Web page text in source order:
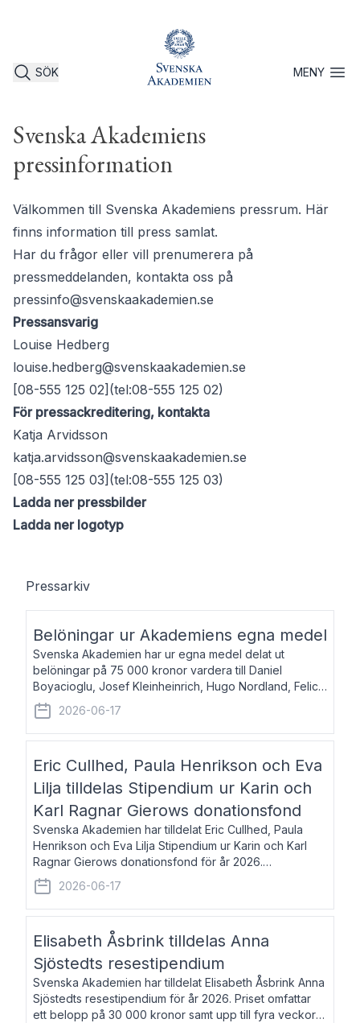
SÖK MENYÖppna
Svenska Akademiens
pressinformation
Välkommen till Svenska Akademiens pressrum. Här
finns information till press samlat.
Har du frågor eller vill prenumerera på
pressmeddelanden, kontakta oss på
pressinfo@svenskaakademien.se
Pressansvarig
Louise Hedberg
louise.hedberg@svenskaakademien.se
[08-555 125 02](tel:08-555 125 02)
För pressackreditering, kontakta
Katja Arvidsson
katja.arvidsson@svenskaakademien.se
[08-555 125 03](tel:08-555 125 03)
Ladda ner pressbilder
Ladda ner logotyp
Pressarkiv
Belöningar ur Akademiens egna medel
Svenska Akademien har ur egna medel delat ut
belöningar på 75 000 kronor vardera till Daniel
Boyacioglu, Josef Kleinheinrich, Hugo Nordland, Felicia
Stenroth och Svante Strandberg. Daniel Boyacioglu,
född 1981, är poet och scenartist. Josef
2026-06-17
Eric Cullhed, Paula Henrikson och Eva
Lilja tilldelas Stipendium ur Karin och
Karl Ragnar Gierows donationsfond
Svenska Akademien har tilldelat Eric Cullhed, Paula
Henrikson och Eva Lilja Stipendium ur Karin och Karl
Ragnar Gierows donationsfond för år 2026.
Stipendiebeloppet är på 70 000 kronor vardera. Eric
Cullhed, född 1985, är professor i grekis
2026-06-17
Elisabeth Åsbrink tilldelas Anna
Sjöstedts resestipendium
Svenska Akademien har tilldelat Elisabeth Åsbrink Anna
Sjöstedts resestipendium för år 2026. Priset omfattar
ett belopp på 30 000 kronor samt upp till fyra veckors